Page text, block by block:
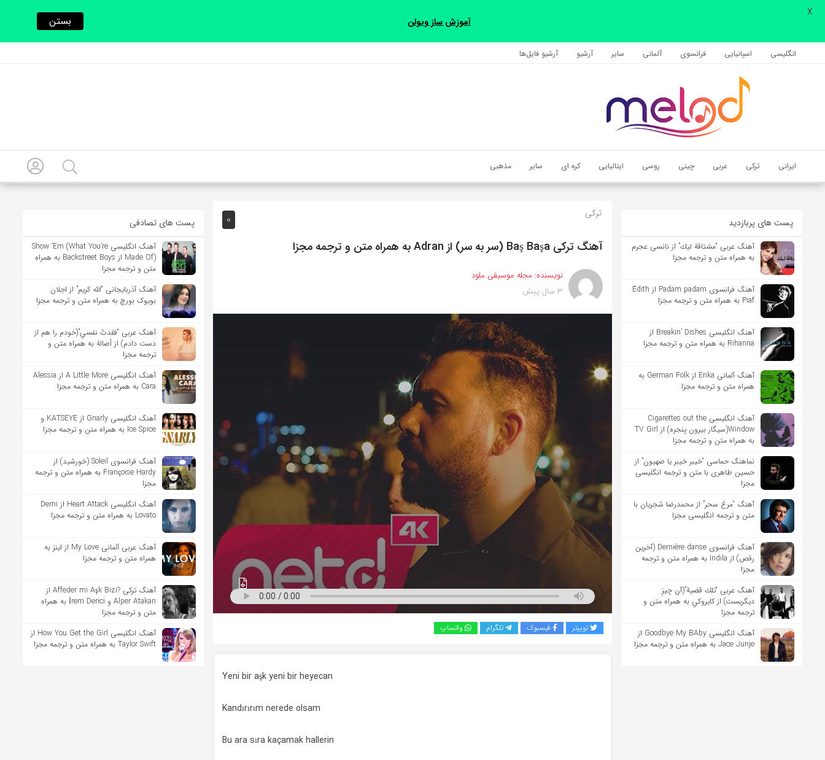
انگلیسی اسپانیایی فرانسوی آلمانی سایر آرشیو آرشیو فایل‌‎ها
ایرانی ترکی عربی چینی روسی ایتالیایی کره ای سایر مذهبی
اشتراک گذاری
با استفاده از روش‌های زیر می‌توانید این صفحه را با دوستان خود به
کپی لینک
پست های پربازدید
آهنگ عربی “مشتاقة لیك” از نانسی عجرم
به همراه متن و ترجمه مجزا
آهنگ فرانسوی Padam padam از Édith
Piaf به همراه متن و ترجمه مجزا
آهنگ انگلیسی Breakin’ Dishes از
Rihanna به همراه متن و ترجمه مجزا
آهنگ آلمانی Erika از German Folk به
همراه متن و ترجمه مجزا
آهنگ انگلیسی Cigarettes out the
Window(سیگار بیرون پنجره) از TV Girl
به همراه متن و ترجمه مجزا
نماهنگ حماسی “خیبر خیبر یا صهیون” از
حسین طاهری با متن و ترجمه انگلیسی
مجزا
آهنگ “مرغ سحر” از محمدرضا شجریان با
متن و ترجمه انگلیسی مجزا
آهنگ فرانسوی Dernière danse (آخرین
رقص) از Indila به همراه متن و ترجمه
مجزا
آهنگ عربی “تلك قضية”(آن چیزِ
دیگریست) از كايروكي به همراه متن و
ترجمه مجزا
آهنگ انگلیسی Goodbye My BAby از
Jace Junje به همراه متن و ترجمه مجزا
0 ترکی
آهنگ ترکی Baş Başa (سر به سر) از Adran به همراه متن و ترجمه مجزا
نویسنده: مجله موسیقی ملود
3 سال پیش
توییتر فیسبوک تلگرام واتساپ
Yeni bir aşk yeni bir heyecan
Kandırırım nerede olsam
Bu ara sıra kaçamak hallerin
پست های تصادفی
آهنگ انگلیسی Show ’Em (What You’re
Made Of) از Backstreet Boys به همراه
متن و ترجمه مجزا
آهنگ آذربایجانی “الله کریم” از اجلان
بویوک بورچ به همراه متن و ترجمه مجزا
آهنگ عربی “فقدتُ نفسي”(خودم را هم از
دست دادم) از أصالة به همراه متن و
ترجمه مجزا
آهنگ انگلیسی A Little More از Alessia
Cara به همراه متن و ترجمه مجزا
آهنگ انگلیسی Gnarly از KATSEYE و
Ice Spice به همراه متن و ترجمه مجزا
آهنگ فرانسوی Soleil (خورشید) از
Françoise Hardy به همراه متن و ترجمه
مجزا
آهنگ انگلیسی Heart Attack از Demi
Lovato به همراه متن و ترجمه مجزا
آهنگ عربی آلمانی My Love از اینز به
همراه متن و ترجمه مجزا
آهنگ ترکی ?Affeder mi Aşk Bizi از
Alper Atakan و İrem Derici به همراه
متن و ترجمه مجزا
آهنگ انگلیسی How You Get the Girl از
Taylor Swift به همراه متن و ترجمه مجزا
آموزش ساز ویولن بستن
X